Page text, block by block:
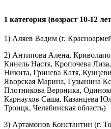
1 категория (возраст 10-12
1) Аляев Вадим (г.
2) Антипова Алена,
Кинель Настя, Кропочева
Никита, Гринева Катя,
Яворская Марина, Гузынина
Плотникова Вероника,
Карнаухов Саша, Казанцева
Троицк, Челябинская область)
3) Артамонов Константин (г.